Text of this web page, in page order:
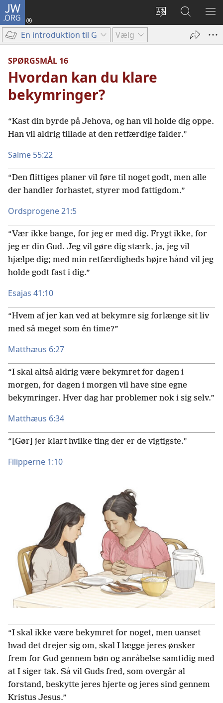
JW.ORG
Vælg
Log
på
Søg
på
JW.ORG
VIS
En introduktion til Guds ord
Vælg
SPØRGSMÅL 16
Hvordan kan du klare
bekymringer?
“Kast din byrde på Jehova, og han vil holde dig oppe.
Han vil aldrig tillade at den retfærdige falder.”
Salme 55:22
“Den flittiges planer vil føre til noget godt, men alle
der handler forhastet, styrer mod fattigdom.”
Ordsprogene 21:5
“Vær ikke bange, for jeg er med dig. Frygt ikke, for
jeg er din Gud. Jeg vil gøre dig stærk, ja, jeg vil
hjælpe dig; med min retfærdigheds højre hånd vil jeg
holde godt fast i dig.”
Esajas 41:10
“Hvem af jer kan ved at bekymre sig forlænge sit liv
med så meget som én time?”
Matthæus 6:27
“I skal altså aldrig være bekymret for dagen i
morgen, for dagen i morgen vil have sine egne
bekymringer. Hver dag har problemer nok i sig selv.”
Matthæus 6:34
“[Gør] jer klart hvilke ting der er de vigtigste.”
Filipperne 1:10
“I skal ikke være bekymret for noget, men uanset
hvad det drejer sig om, skal I lægge jeres ønsker
frem for Gud gennem bøn og anråbelse samtidig med
at I siger tak. Så vil Guds fred, som overgår al
forstand, beskytte jeres hjerte og jeres sind gennem
Kristus Jesus.”